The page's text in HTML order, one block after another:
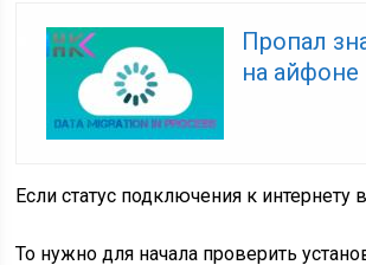
Пропал
на айфоне
Если статус подключения к интернету
То нужно для начала проверить